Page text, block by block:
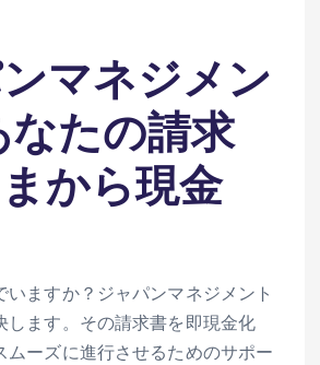
マネジメン
なたの請求
から現金
いますか？ジャパンマネジメント
します。その請求書を即現金化
ムーズに進行させるためのサポー